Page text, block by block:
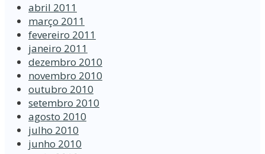
abril 2011
março 2011
fevereiro 2011
janeiro 2011
dezembro 2010
novembro 2010
outubro 2010
setembro 2010
agosto 2010
julho 2010
junho 2010